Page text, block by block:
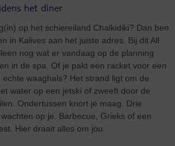
het diner
op het schiereiland Chalkidiki? Dan ben
in Kalives aan het juiste adres. Bij dit All
nog wat er vandaag op de planning
in de spa. Of je pakt een racket voor een
waaghals? Het strand ligt om de
water op een jetski of zweeft door de
Ondertussen knort je maag. Drie
op je. Barbecue, Grieks of een
Hier draait alles om jou.